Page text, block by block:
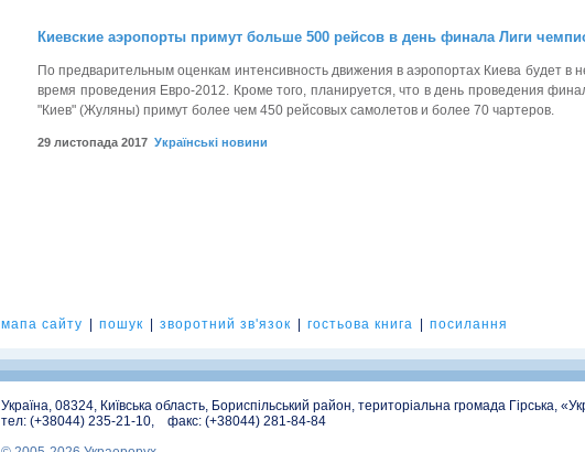
Киевские аэропорты примут больше 500 рейсов в день финала Лиги
По предварительным оценкам интенсивность движения в аэропортах Киева будет в
время проведения Евро-2012. Кроме того, планируется, что в день проведения
"Киев" (Жуляны) примут более чем 450 рейсовых самолетов и более 70 чартеров.
29 листопада 2017 Українські новини
мапа сайту пошук зворотний зв'язок гостьова книга посилання
Україна, 08324, Київська область, Бориспільський район, територіальна громада Гірська,
тел: (+38044) 235-21-10, факс: (+38044) 281-84-84